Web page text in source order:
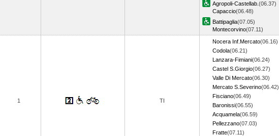
Agropoli-Castellab. (06.37)
Capaccio(06.48)
Battipaglia(07.05)
Montecorvino(07.11)
1 TI
Nocera Inf.Mercato(06.16)
Codola(06.21)
Lanzara-Fimiani(06.24)
Castel S.Giorgio(06.27)
Valle Di Mercato(06.30)
Mercato S.Severino(06.42)
Fisciano(06.49)
Baronissi(06.55)
Acquamela(06.59)
Pellezzano(07.03)
Fratte(07.11)